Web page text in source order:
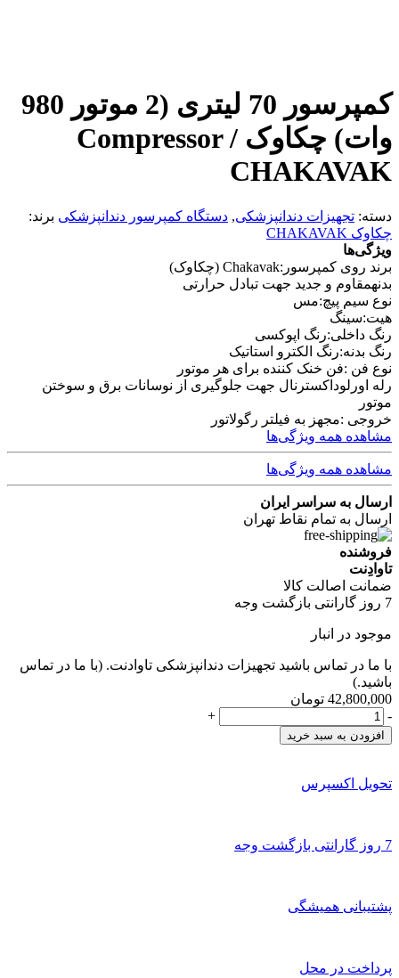
کمپرسور 70 لیتری (2 موتور 980
وات) چکاوک / Compressor
CHAKAVAK
دسته: تجهیزات دندانپزشکی, دستگاه کمپرسور دندانپزشکی برند:
چکاوک CHAKAVAK
ویژگی‌ها
برند روی کمپرسور:Chakavak (چکاوک)
بدنهمقاوم و جدید جهت تبادل حرارتی
نوع سیم پیچ:مس
هیت:سینگ
رنگ داخلی:رنگ اپوکسی
رنگ بدنه:رنگ الکترو استاتیک
نوع فن :فن خنک کننده برای هر موتور
رله اورلود اکسترنال جهت جلوگیری از نوسانات برق و سوختن
موتور
خروجی :مجهز به فیلتر رگولاتور
مشاهده همه ویژگی‌ها
مشاهده همه ویژگی‌ها
ارسال به سراسر ایران
ارسال به تمام نقاط تهران
فروشنده
تاوادِنت
ضمانت اصالت کالا
7 روز گارانتی بازگشت وجه
موجود در انبار
با ما در تماس باشید تجهیزات دندانپزشکی تاوادنت. (با ما در تماس
باشید.)
42,800,000 تومان
کمپرسور
70
لیتری
موتور
980
/
-
+
افزودن به سبد خرید
تحویل اکسپرس
7 روز گارانتی بازگشت وجه
پشتیبانی همیشگی
پرداخت در محل